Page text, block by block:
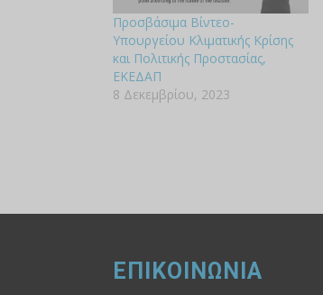
Προσβάσιμα Βίντεο-
Υπουργείου Κλιματικής Κρίσης
και Πολιτικής Προστασίας,
ΕΚΕΔΑΠ
8 Δεκεμβρίου, 2023
ΕΠΙΚΟΙΝΩΝΙΑ